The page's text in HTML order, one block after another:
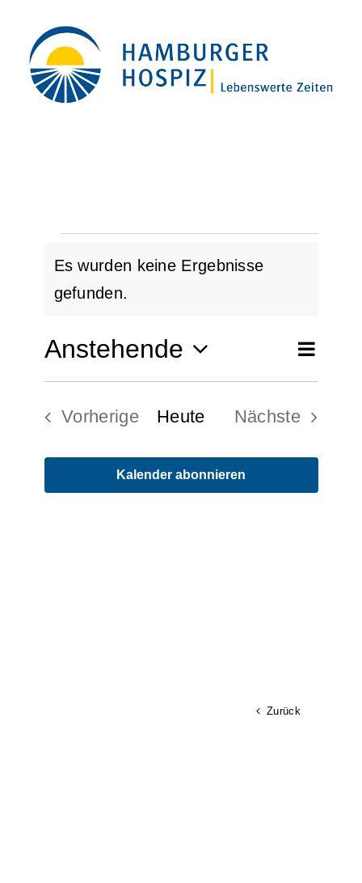
Inhalt
springen
Hinweis
Es wurden keine Ergebnisse
gefunden.
und
Suche
Liste
Anstehende
Datum
wählen.
Vorherige
Heute
Nächste
Kalender abonnieren
Zurück